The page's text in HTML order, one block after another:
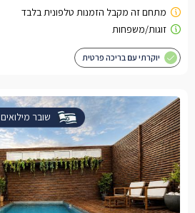
יוקרתי עם בריכה פרטית
שובר מילואים